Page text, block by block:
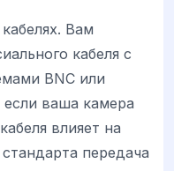
Вам
кабеля с
BNC или
ваша камера
влияет на
передача